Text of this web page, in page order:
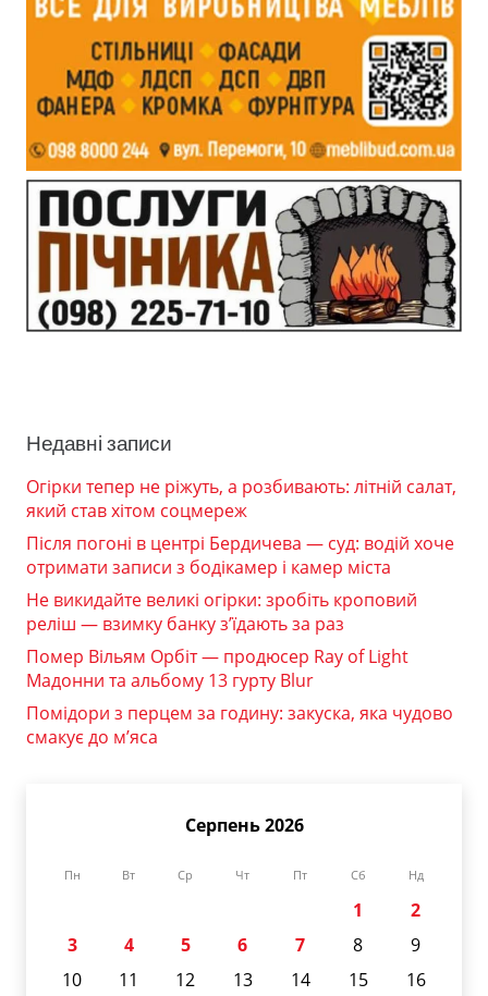
Недавні записи
Огірки тепер не ріжуть, а розбивають: літній салат,
який став хітом соцмереж
Після погоні в центрі Бердичева — суд: водій хоче
отримати записи з бодікамер і камер міста
Не викидайте великі огірки: зробіть кроповий
реліш — взимку банку з’їдають за раз
Помер Вільям Орбіт — продюсер Ray of Light
Мадонни та альбому 13 гурту Blur
Помідори з перцем за годину: закуска, яка чудово
смакує до м’яса
Серпень 2026
Пн Вт Ср Чт Пт Сб Нд
1
2
3
4 5 6 7 8
9
10
11 12 13 14 15
16